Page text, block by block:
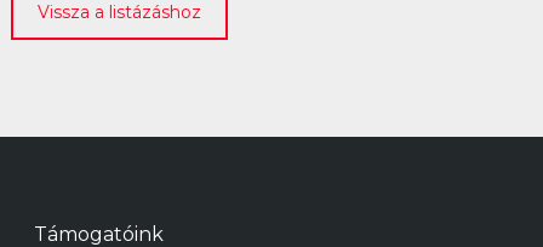
Vissza a listázáshoz
Támogatóink